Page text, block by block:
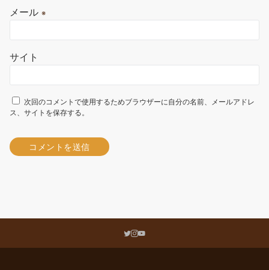
メール ※
サイト
次回のコメントで使用するためブラウザーに自分の名前、メールアドレ
ス、サイトを保存する。